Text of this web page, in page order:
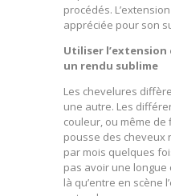
procédés.
appréciée pour son
Utiliser
un rendu sublime
Les chevelures
une autre. Les
couleur, ou même de
pousse des cheveux
par mois quelques
pas avoir une longue
là qu’entre en scène